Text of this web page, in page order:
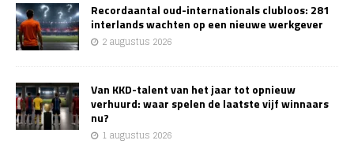
Recordaantal oud-internationals clubloos: 281
interlands wachten op een nieuwe werkgever
2 augustus 2026
Van KKD-talent van het jaar tot opnieuw
verhuurd: waar spelen de laatste vijf winnaars
nu?
1 augustus 2026